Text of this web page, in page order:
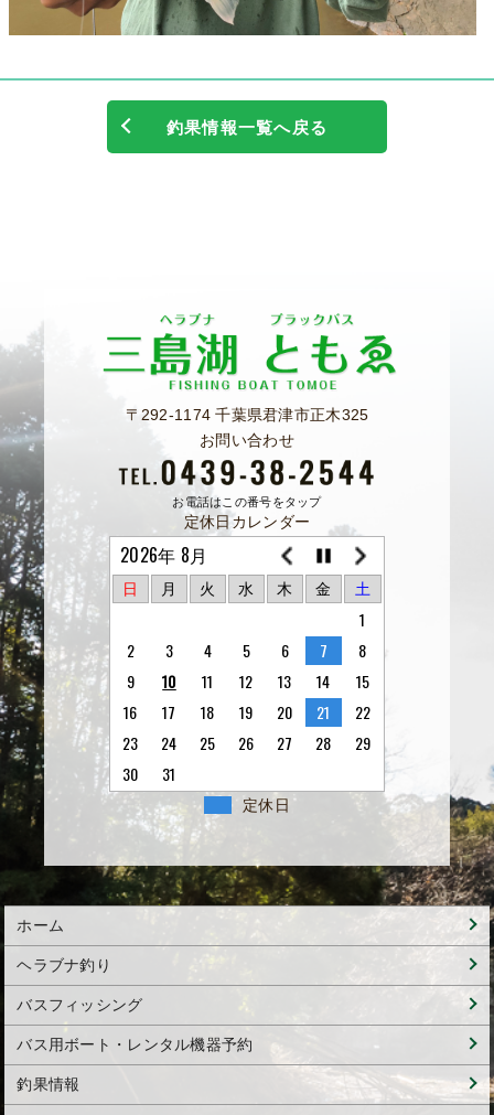
釣果情報一覧へ戻る
〒292-1174 千葉県君津市正木325
お問い合わせ
お電話はこの番号をタップ
定休日カレンダー
2026年 8月
日 月 火 水 木 金 土
1
2
3 4 5 6 7
8
9
10 11 12 13 14
15
16
17 18 19 20 21
22
23
24 25 26 27 28
29
30
31
定休日
ホーム
ヘラブナ釣り
バスフィッシング
バス用ボート・レンタル機器予約
釣果情報